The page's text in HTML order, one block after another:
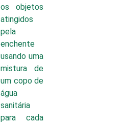
os objetos
atingidos
pela
enchente
usando uma
mistura de
um copo de
água
sanitária
para cada